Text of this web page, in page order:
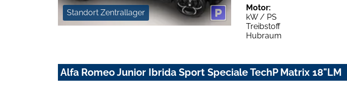
Standort Zentrallager
Motor:
kW / PS
Treibstoff
Hubraum
Alfa Romeo Junior Ibrida Sport Speciale TechP Matrix 18"LM